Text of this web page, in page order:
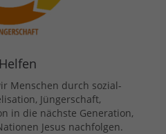
Menschen durch sozial-
Jüngerschaft,
in die nächste Generation,
Jesus nachfolgen.